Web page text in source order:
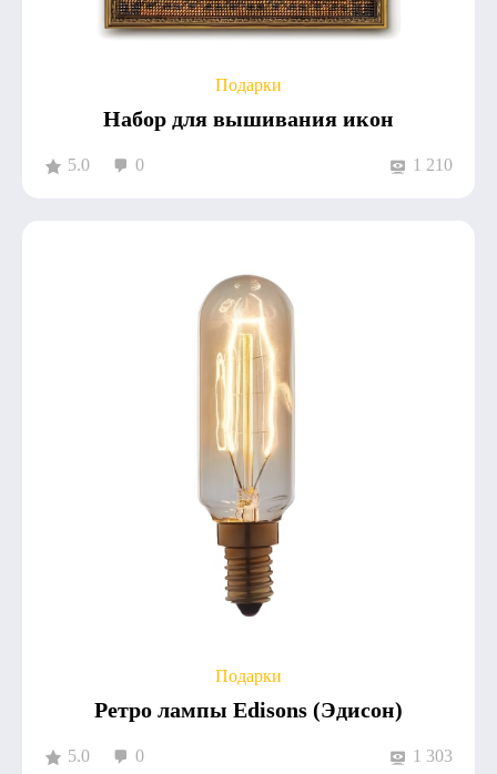
Подарки
Набор для вышивания икон
5.0 0 1 210
Подарки
Ретро лампы Edisons (Эдисон)
5.0 0 1 303